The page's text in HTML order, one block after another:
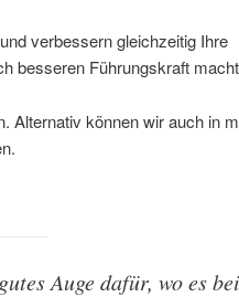
verbessern gleichzeitig Ihre
besseren Führungskraft
Alternativ können wir auch in
Auge dafür, wo es